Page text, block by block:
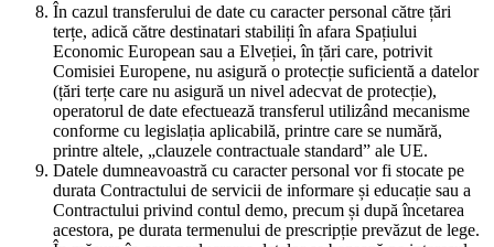
În cazul transferului de date cu caracter personal către țări
terțe, adică către destinatari stabiliți în afara Spațiului
Economic European sau a Elveției, în țări care, potrivit
Comisiei Europene, nu asigură o protecție suficientă a datelor
(țări terțe care nu asigură un nivel adecvat de protecție),
operatorul de date efectuează transferul utilizând mecanisme
conforme cu legislația aplicabilă, printre care se numără,
printre altele, „clauzele contractuale standard” ale UE.
Datele dumneavoastră cu caracter personal vor fi stocate pe
durata Contractului de servicii de informare și educație sau a
Contractului privind contul demo, precum și după încetarea
acestora, pe durata termenului de prescripție prevăzut de lege.